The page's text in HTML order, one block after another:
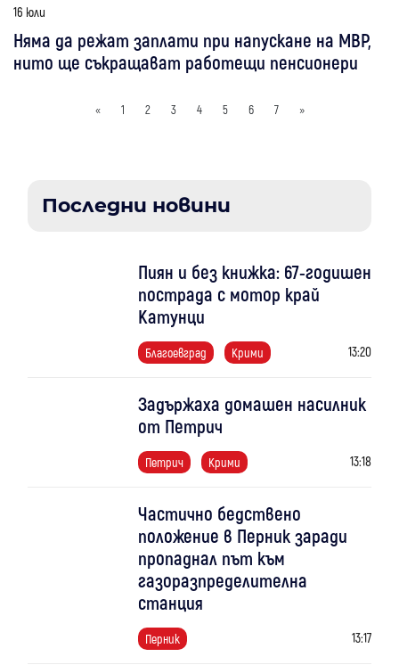
16 юли
Няма да режат заплати при напускане на МВР,
нито ще съкращават работещи пенсионери
« 1 2 3 4 5 6 7 »
Последни новини
Пиян и без книжка: 67-годишен
пострада с мотор край
Катунци
Благоевград Крими 13:20
Задържаха домашен насилник
от Петрич
Петрич Крими 13:18
Частично бедствено
положение в Перник заради
пропаднал път към
газоразпределителна
станция
Перник 13:17